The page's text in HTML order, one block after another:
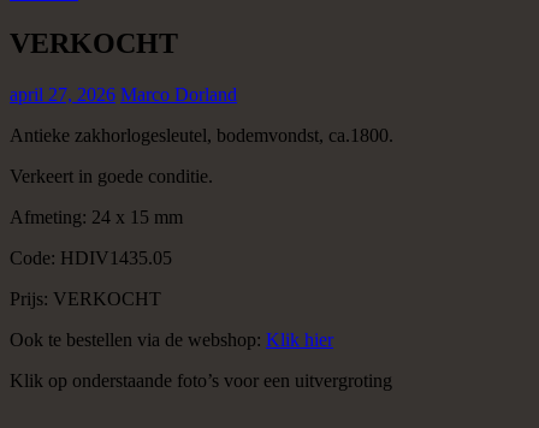
VERKOCHT
april 27, 2026 Marco Dorland
Antieke zakhorlogesleutel, bodemvondst, ca.1800.
Verkeert in goede conditie.
Afmeting: 24 x 15 mm
Code: HDIV1435.05
Prijs: VERKOCHT
Ook te bestellen via de webshop: Klik hier
Klik op onderstaande foto’s voor een uitvergroting